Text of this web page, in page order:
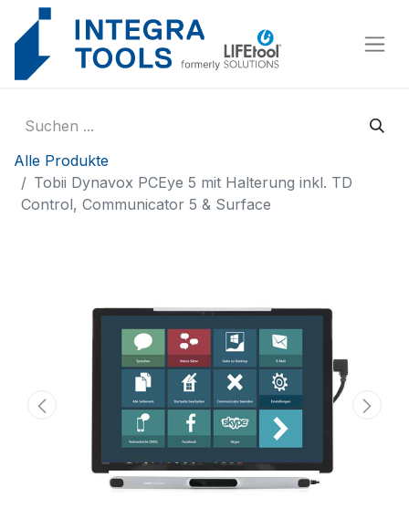
Alle Produkte
Tobii Dynavox PCEye 5 mit Halterung inkl. TD
Control, Communicator 5 & Surface
Cookie-Einstellungen